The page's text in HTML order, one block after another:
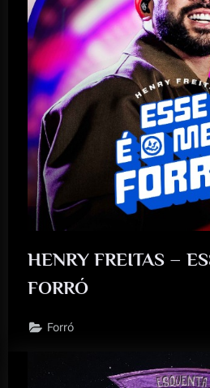
HENRY FREITAS –
FORRÓ
Forró